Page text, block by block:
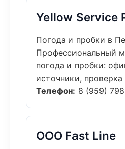
Yellow Service
Погода и пробки в
Профессиональный
погода и пробки:
источники, проверка
Телефон: 8 (959)
ООО Fast Line